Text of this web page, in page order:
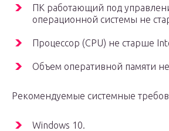
ПК работающий под
операционной системы не
Процессор (CPU) не старше
Объем оперативной памяти
Рекомендуемые системные
Windows 10.